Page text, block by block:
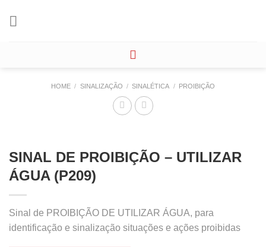
HOME / SINALIZAÇÃO / SINALÉTICA / PROIBIÇÃO
SINAL DE PROIBIÇÃO – UTILIZAR
ÁGUA (P209)
Sinal de PROIBIÇÃO DE UTILIZAR ÁGUA, para
identificação e sinalização situações e ações proibidas